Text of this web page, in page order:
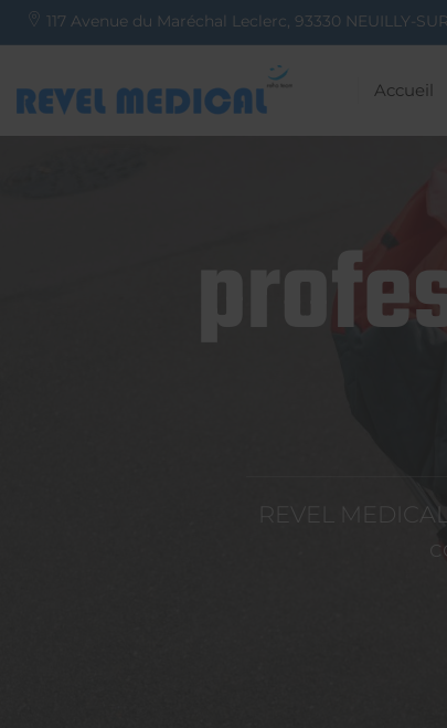
117 Avenue du Maréchal Leclerc, 93330 NEUILLY-
Accueil
REVEL